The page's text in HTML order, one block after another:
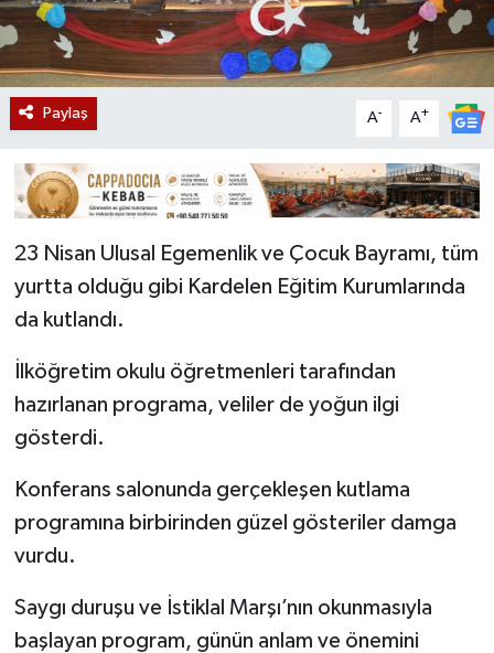
Paylaş A- A+
23 Nisan Ulusal Egemenlik ve Çocuk Bayramı, tüm
yurtta olduğu gibi Kardelen Eğitim Kurumlarında
da kutlandı.
İlköğretim okulu öğretmenleri tarafından
hazırlanan programa, veliler de yoğun ilgi
gösterdi.
Konferans salonunda gerçekleşen kutlama
programına birbirinden güzel gösteriler damga
vurdu.
Saygı duruşu ve İstiklal Marşı’nın okunmasıyla
başlayan program, günün anlam ve önemini